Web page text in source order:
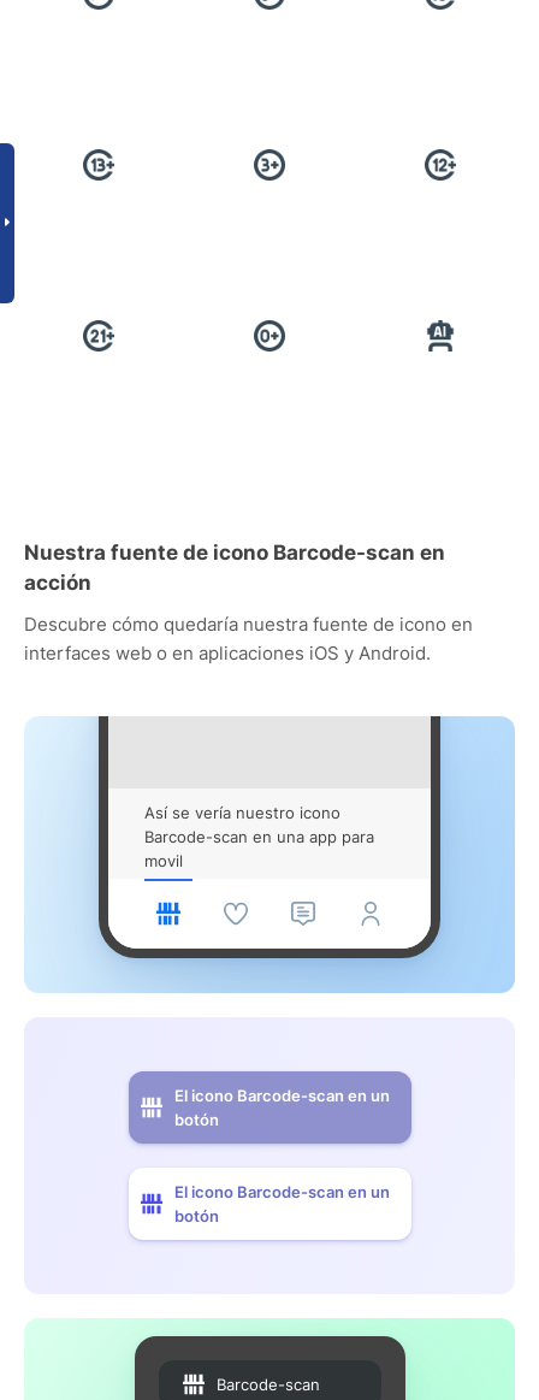
Nuestra fuente de icono Barcode-scan en
acción
Descubre cómo quedaría nuestra fuente de icono en
interfaces web o en aplicaciones iOS y Android.
Así se vería nuestro icono
Barcode-scan en una app para
movil
El icono Barcode-scan en un
botón
El icono Barcode-scan en un
botón
Barcode-scan